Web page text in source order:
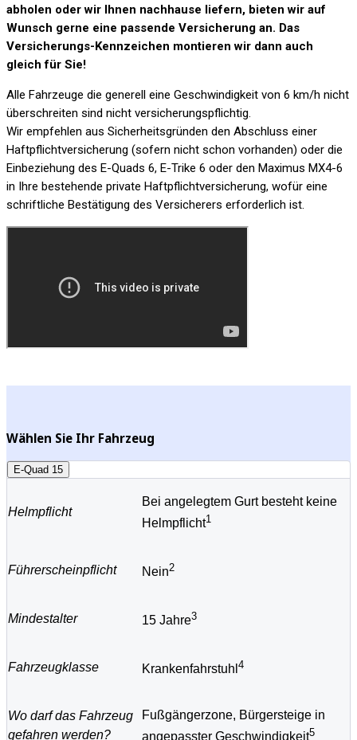
abholen oder wir Ihnen nachhause liefern, bieten wir auf
Wunsch gerne eine passende Versicherung an. Das
Versicherungs-Kennzeichen montieren wir dann auch
gleich für Sie!
Alle Fahrzeuge die generell eine Geschwindigkeit von 6 km/h nicht
überschreiten sind nicht versicherungspflichtig.
Wir empfehlen aus Sicherheitsgründen den Abschluss einer
Haftpflichtversicherung (sofern nicht schon vorhanden) oder die
Einbeziehung des E-Quads 6, E-Trike 6 oder den Maximus MX4-6
in Ihre bestehende private Haftpflichtversicherung, wofür eine
schriftliche Bestätigung des Versicherers erforderlich ist.
Wählen Sie Ihr Fahrzeug
E-Quad 15
Helmpflicht
Bei angelegtem Gurt besteht keine
Helmpflicht1
Führerscheinpflicht Nein2
Mindestalter 15 Jahre3
Fahrzeugklasse Krankenfahrstuhl 4
Wo darf das Fahrzeug
gefahren werden?
Fußgängerzone, Bürgersteige in
angepasster Geschwindigkeit5